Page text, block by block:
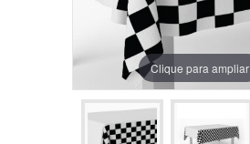
Clique para ampliar